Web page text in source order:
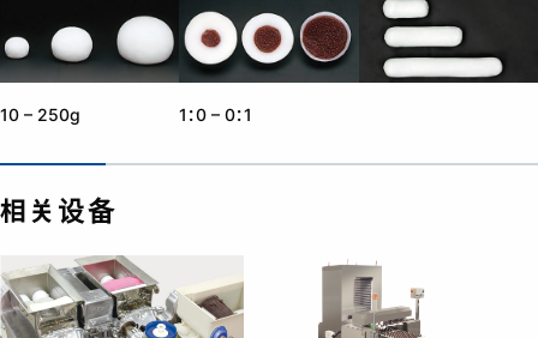
10 – 250g 1：0 – 0：1
相关设备